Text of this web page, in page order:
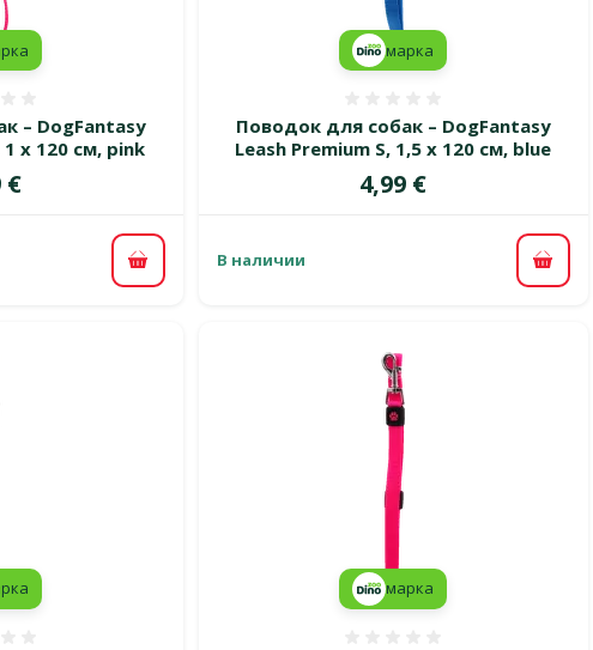
– DogFantasy
1 x 120 см, pink
€
В корзину
Поводок для собак – DogFantasy
Leash Premium S, 1,5 x 120 см, blue
Цена
4,99 €
марка
В наличии В
марка